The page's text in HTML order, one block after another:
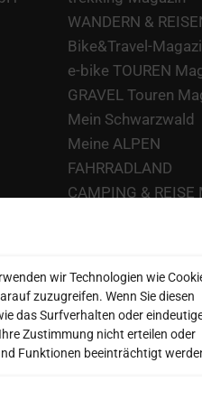
wir Technologien wie
zuzugreifen. Wenn Sie diesen
das Surfverhalten oder
Zustimmung nicht erteilen oder
Funktionen beeinträchtigt
WANDERN &
Bike&Travel-
e-bike TOUREN
GRAVEL Touren
Mein Schwarzwald
Meine ALPEN
FAHRRADLAND
CAMPING & REISE
SUP Board Magazin